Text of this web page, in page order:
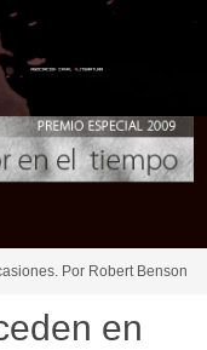
Por Robert Benson
en